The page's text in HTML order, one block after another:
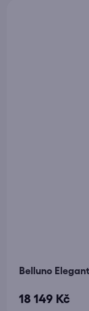
Belluno
18 149 Kč